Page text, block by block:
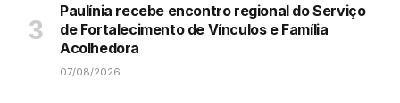
Paulínia recebe encontro regional do Serviço
de Fortalecimento de Vínculos e Família
Acolhedora
07/08/2026